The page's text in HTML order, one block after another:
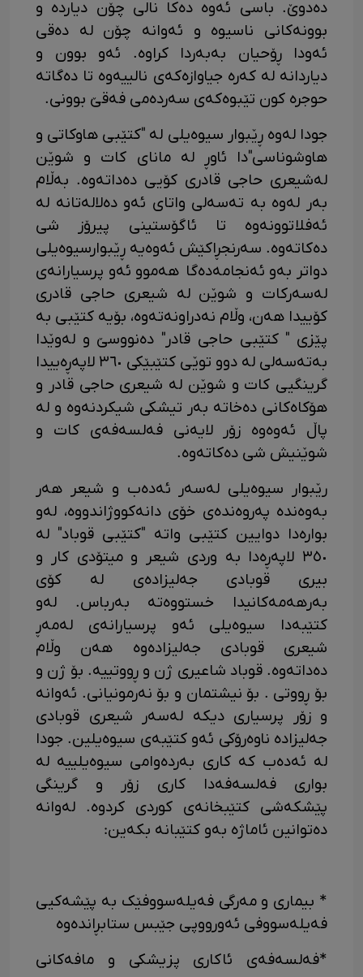
دەدوێ. باسی ئەوە دەکا نالی چۆن دیاردە و
بوونەکانی ناسیوە و ئەوانە چۆن لە دەقی
ئەودا ڕۆحیان بەبەردا کراوە. ئەو بوون و
دیاردانە لە کەرە جیاوازەکەی نالییەوە تا دەگاتە
حوجرە کون تێبوەکەی سەردەمی فەقێ بوونی.
جودا لەوە ڕێبوار سیوەیلی لە "کتێبی هاوکاتی و
هاوشوناسی"دا ئاوڕ لە مانای کات و شوێن
لەشیعری حاجی قادری کۆیی دەداتەوە. بەڵام
بەر لەوە بە تەسەلی واتای ئەو دەلالەتانە لە
ئەفلاتوونەوە تا ئاگۆستینی پیرۆز شی
دەکاتەوە. سەرنجڕاکێش ئەوەیە ڕێبوارسیوەیلی
دواتر بەو ئەنجامەدەگا هەموو ئەو پرسیارانەی
لەسەرکات و شوێن لە شیعری حاجی قادری
کۆییدا هەن، وڵام نەدراونەتەوە، بۆیە کتێبی بە
پێزی " کتێبی حاجی قادر" دەنووسێ و لەوێدا
بەتەسەلی لە دوو توێی کتێبێکی ٣٦٠ لاپەڕەییدا
گرینگیی کات و شوێن لە شیعری حاجی قادر و
هۆکاەکانی دەخاتە بەر تیشکی شیکردنەوە و لە
پاڵ ئەوەوە زۆر لایەنی فەلسەفەی کات و
شوێنیش شی دەکاتەوە.
رێبوار سیوەیلی لەسەر ئەدەب و شیعر هەر
بەوەندە پەروەندەی خۆی دانەکووژاندووە، لەو
بوارەدا دوایین کتێبی واتە "کتێبی قوباد" لە
٣٥٠ لاپەڕەدا بە وردی شیعر و میتۆدی کار و
بیری قوبادی جەلیزادەی لە کۆی
بەرهەمەکانیدا خستووەتە بەرباس. لەو
کتێبەدا سیوەیلی ئەو پرسیارانەی لەمەڕ
شیعری قوبادی جەلیزادەوە هەن وڵام
دەداتەوە. قوباد شاعیری ژن و ڕووتییە. بۆ ژن و
بۆ ڕووتی . بۆ نیشتمان و بۆ نەرمونیانی. ئەوانە
و زۆر پرسیاری دیکە لەسەر شیعری قوبادی
جەلیزادە ناوەرۆکی ئەو کتێبەی سیوەیلین. جودا
لە ئەدەب کە کاری بەردەوامی سیوەیلییە لە
بواری فەلسەفەدا کاری زۆر و گرینگی
پێشکەشی کتێبخانەی کوردی کردوە. لەوانە
دەتوانین ئاماژە بەو کتێبانە بکەین:
* بیماری و مەرگی فەیلەسووفێک بە پێشەکیی
فەیلەسووفی ئەورووپی جێبس ستابڕاندەوە
*فەلسەفەی ئاکاری پزیشکی و مافەکانی